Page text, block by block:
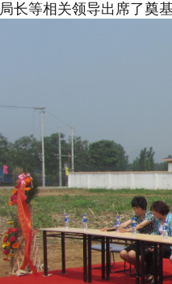
局长等相关领导出席了奠